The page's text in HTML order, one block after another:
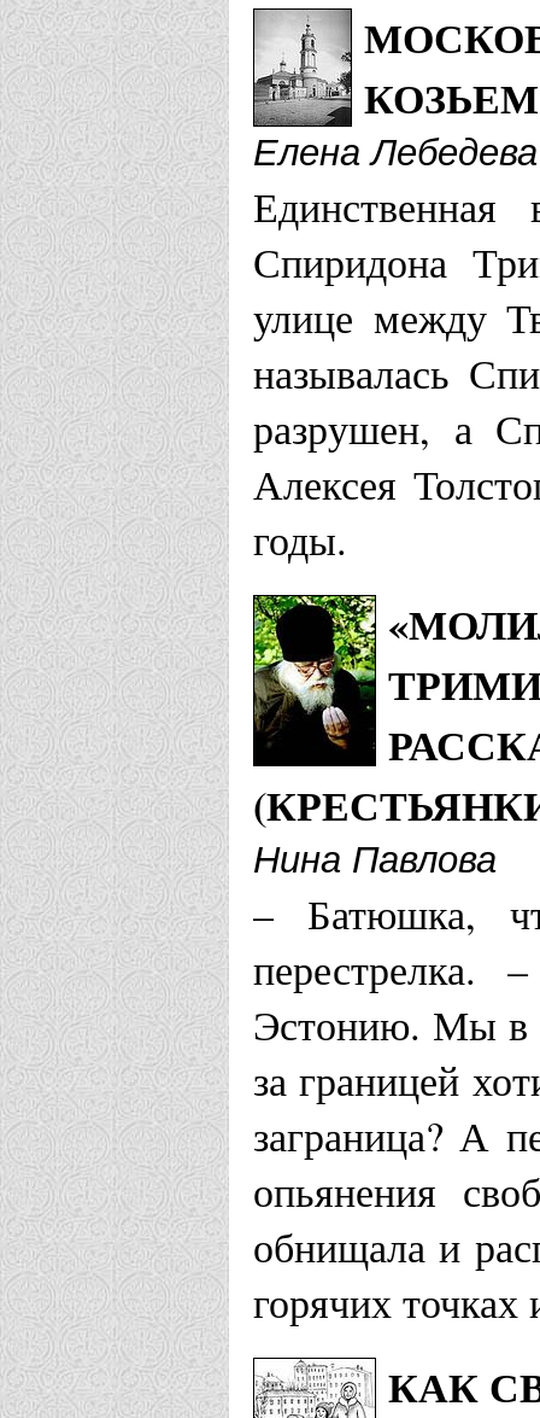
Елена Лебедева
Спиридона
улице между
называлась
разрушен, а
Алексея
годы.
Нина Павлова
– Батюшка,
перестрелка.
Эстонию. Мы в
за границей
заграница? А
опьянения
обнищала и
горячих
КАК